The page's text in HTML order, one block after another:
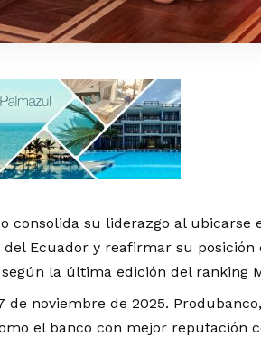
consolida su liderazgo al ubicarse
Ecuador y reafirmar su
la última edición del ranking
de noviembre de 2025.
el banco con mejor reputación